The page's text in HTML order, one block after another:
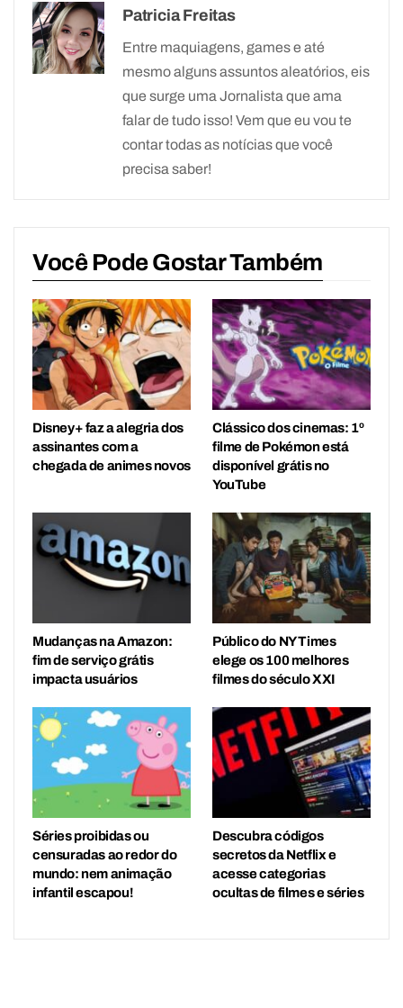
Patricia Freitas
Entre maquiagens, games e até
mesmo alguns assuntos aleatórios, eis
que surge uma Jornalista que ama
falar de tudo isso! Vem que eu vou te
contar todas as notícias que você
precisa saber!
Você Pode Gostar Também
Disney+ faz a alegria dos
assinantes com a
chegada de animes novos
Clássico dos cinemas: 1º
filme de Pokémon está
disponível grátis no
YouTube
Mudanças na Amazon:
fim de serviço grátis
impacta usuários
Público do NY Times
elege os 100 melhores
filmes do século XXI
Séries proibidas ou
censuradas ao redor do
mundo: nem animação
infantil escapou!
Descubra códigos
secretos da Netflix e
acesse categorias
ocultas de filmes e séries